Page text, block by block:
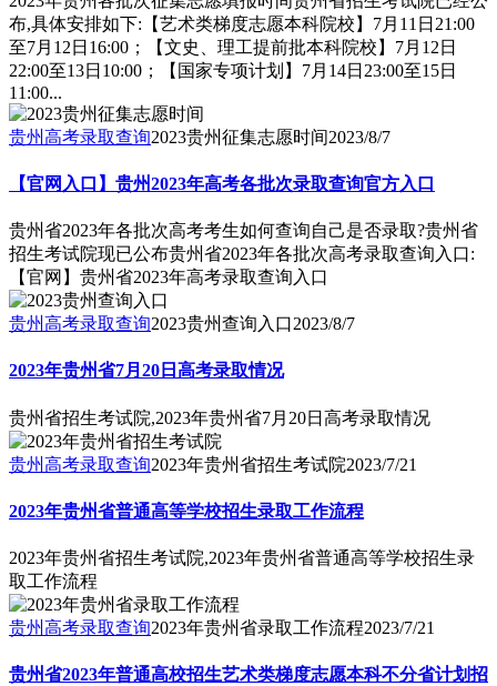
布,具体安排如下:【艺术类梯度志愿本科院校】7月11日21:00
至7月12日16:00；【文史、理工提前批本科院校】7月12日
22:00至13日10:00；【国家专项计划】7月14日23:00至15日
11:00...
贵州高考录取查询2023贵州征集志愿时间2023/8/7
【官网入口】贵州2023年高考各批次录取查询官方入口
贵州省2023年各批次高考考生如何查询自己是否录取?贵州省
招生考试院现已公布贵州省2023年各批次高考录取查询入口:
【官网】贵州省2023年高考录取查询入口
贵州高考录取查询2023贵州查询入口2023/8/7
2023年贵州省7月20日高考录取情况
贵州省招生考试院,2023年贵州省7月20日高考录取情况
贵州高考录取查询2023年贵州省招生考试院2023/7/21
2023年贵州省普通高等学校招生录取工作流程
2023年贵州省招生考试院,2023年贵州省普通高等学校招生录
取工作流程
贵州高考录取查询2023年贵州省录取工作流程2023/7/21
贵州省2023年普通高校招生艺术类梯度志愿本科不分省计划招